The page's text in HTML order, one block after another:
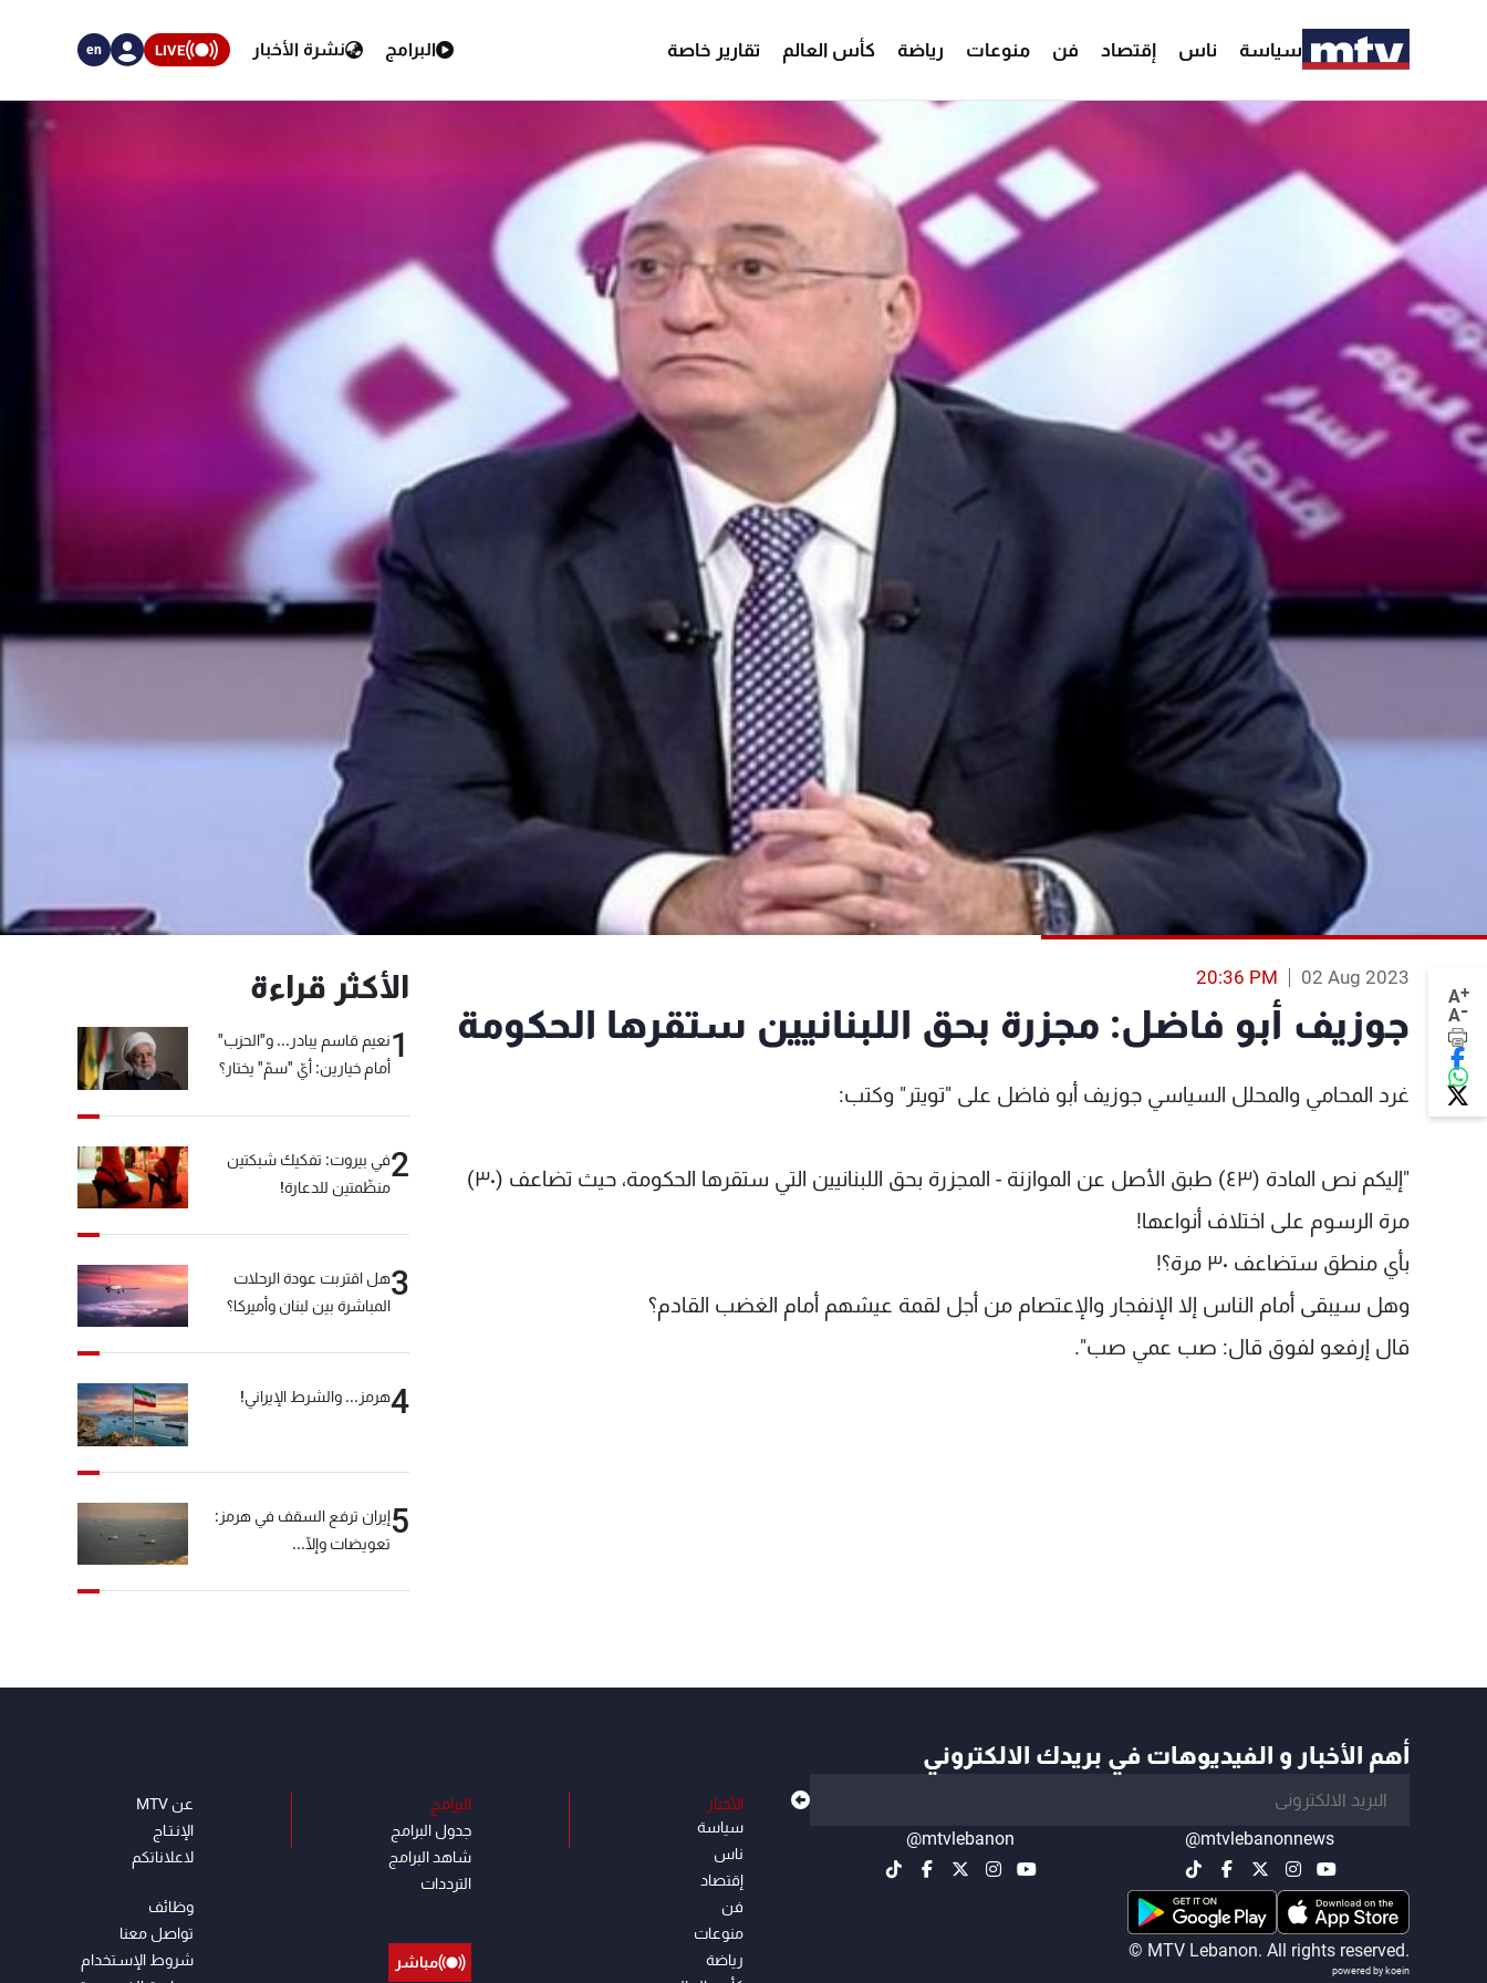
سياسة ناس إقتصاد فن منوعات رياضة كأس العالم تقارير خاصة البرامج نشرة الأخبار LIVE
en
A+
A-
02 Aug 2023
20:36 PM
جوزيف أبو فاضل: مجزرة بحق اللبنانيين ستقرها الحكومة
غرد المحامي والمحلل السياسي جوزيف أبو فاضل على "تويتر" وكتب:
"إليكم نص المادة (٤٣) طبق الأصل عن الموازنة - المجزرة بحق اللبنانيين التي ستقرها الحكومة، حيث تضاعف (٣٠)
مرة الرسوم على اختلاف أنواعها!
بأي منطق ستضاعف ٣٠ مرة؟!
وهل سيبقى أمام الناس إلا الإنفجار والإعتصام من أجل لقمة عيشهم أمام الغضب القادم؟
قال إرفعو لفوق قال: صب عمي صب".
الأكثر قراءة
1نعيم قاسم يبادر... و"الحزب"
أمام خيارين: أيّ "سمّ" يختار؟
2في بيروت: تفكيك شبكتين
منظّمتين للدعارة!
3هل اقتربت عودة الرحلات
المباشرة بين لبنان وأميركا؟
4هرمز... والشرط الإيراني!
5إيران ترفع السقف في هرمز:
تعويضات وإلّا...
أهم الأخبار و الفيديوهات في بريدك الالكتروني
@mtvlebanonnews
@mtvlebanon
© MTV Lebanon. All rights reserved.
powered by koein
الأخبار
سياسة
ناس
إقتصاد
فن
منوعات
رياضة
البرامج
جدول البرامج
شاهد البرامج
الترددات
مباشر
عن MTV
الإنـتـاج
لاعلاناتكم
وظائف
تواصل معنا
شروط الإسـتخدام